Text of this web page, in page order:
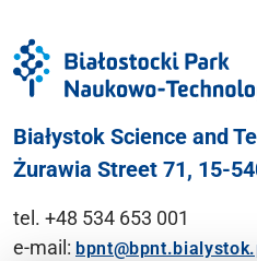
Białystok Science and
Żurawia Street 71, 15-
tel. +48 534 653 001
e-mail: